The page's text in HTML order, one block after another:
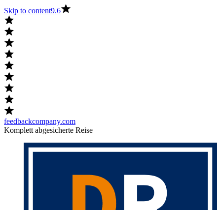
Skip to content9.6
feedbackcompany.com
Komplett abgesicherte Reise